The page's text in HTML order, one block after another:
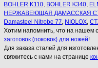
BOHLER K110 BOHLER K340
НЕРЖАВЕЮЩАЯ ДАМАССКАЯ
Damasteel Nitrobe 77 NIOLOX
Хотим напомнить, что на нашем
заготовок (поковок) для ножей!
Для заказа сталей для
свяжитесь с нами на странице